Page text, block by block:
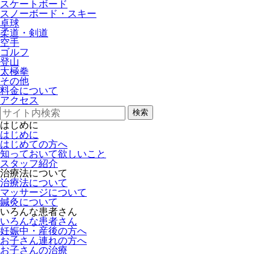
スケートボード
スノーボード・スキー
卓球
柔道・剣道
空手
ゴルフ
登山
太極拳
その他
料金について
アクセス
検索
はじめに
はじめに
はじめての方へ
知っておいて欲しいこと
スタッフ紹介
治療法について
治療法について
マッサージについて
鍼灸について
いろんな患者さん
いろんな患者さん
妊娠中・産後の方へ
お子さん連れの方へ
お子さんの治療